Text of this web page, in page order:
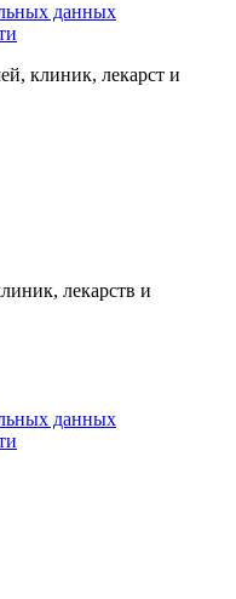
данных
клиник, лекарст и
лекарств и
данных